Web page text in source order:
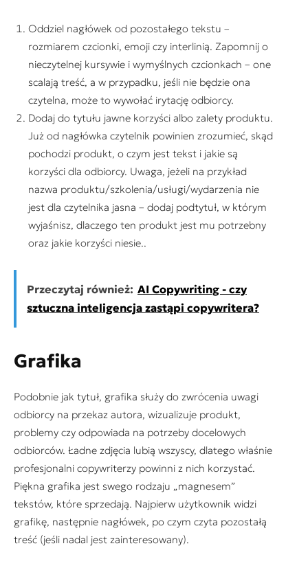
Oddziel nagłówek od pozostałego tekstu –
rozmiarem czcionki, emoji czy interlinią. Zapomnij o
nieczytelnej kursywie i wymyślnych czcionkach – one
scalają treść, a w przypadku, jeśli nie będzie ona
czytelna, może to wywołać irytację odbiorcy.
Dodaj do tytułu jawne korzyści albo zalety produktu.
Już od nagłówka czytelnik powinien zrozumieć, skąd
pochodzi produkt, o czym jest tekst i jakie są
korzyści dla odbiorcy. Uwaga, jeżeli na przykład
nazwa produktu/szkolenia/usługi/wydarzenia nie
jest dla czytelnika jasna – dodaj podtytuł, w którym
wyjaśnisz, dlaczego ten produkt jest mu potrzebny
oraz jakie korzyści niesie..
Przeczytaj również: AI Copywriting - czy
sztuczna inteligencja zastąpi copywritera?
Grafika
Podobnie jak tytuł, grafika służy do zwrócenia uwagi
odbiorcy na przekaz autora, wizualizuje produkt,
problemy czy odpowiada na potrzeby docelowych
odbiorców. Ładne zdjęcia lubią wszyscy, dlatego właśnie
profesjonalni copywriterzy powinni z nich korzystać.
Piękna grafika jest swego rodzaju „magnesem”
tekstów, które sprzedają. Najpierw użytkownik widzi
grafikę, następnie nagłówek, po czym czyta pozostałą
treść (jeśli nadal jest zainteresowany).